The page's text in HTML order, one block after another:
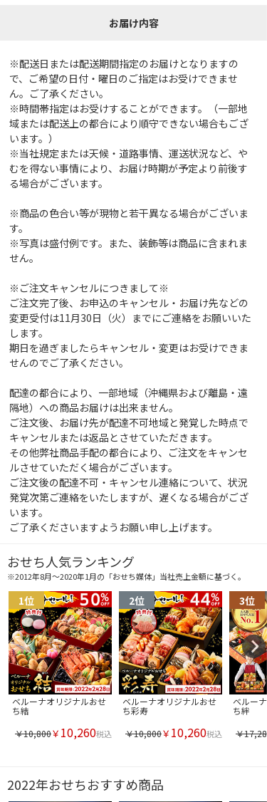
お届け内容
※配送日または配送期間指定のお届けとなりますの
で、ご希望の日付・曜日のご指定はお受けできませ
ん。ご了承ください。
※時間帯指定はお受けすることができます。（一部地
域または配送上の都合により順守できない場合もござ
います。）
※当社規定または天候・道路事情、運送状況など、や
むを得ない事情により、お届け時期が予定より前後す
る場合がございます。
※商品の色合い等が現物と若干異なる場合がございま
す。
※写真は盛付例です。また、装飾等は商品に含まれま
せん。
※ご注文キャンセルにつきまして※
ご注文完了後、お申込のキャンセル・お届け先などの
変更受付は11月30日（火）までにご連絡をお願いいた
します。
期日を過ぎましたらキャンセル・変更はお受けできま
せんのでご了承ください。
配達の都合により、一部地域（沖縄県および離島・遠
隔地）への商品お届けは出来ません。
ご注文後、お届け先が配達不可地域と発覚した時点で
キャンセルまたは返品とさせていただきます。
その他弊社商品手配の都合により、ご注文をキャンセ
ルさせていただく場合がございます。
ご注文後の配達不可・キャンセル連絡について、状況
発覚次第ご連絡をいたしますが、遅くなる場合がござ
います。
ご了承くださいますようお願い申し上げます。
おせち人気ランキング
※2012年8月～2020年1月の「おせち媒体」当社売上金額に基づく。
ベルーナオリジナルおせ
ち結
￥10,800￥ 10,260税込
ベルーナオリジナルおせ
ち彩寿
￥10,800￥ 10,260税込
ベルー
ち絆
￥17,280
2022年おせちおすすめ商品